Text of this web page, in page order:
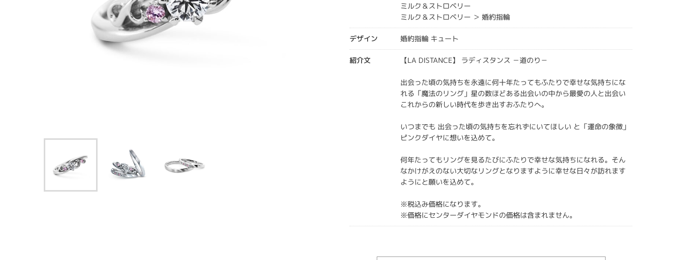
ミルク＆ストロベリー
ミルク＆ストロベリー ＞ 婚約指輪
デザイン 婚約指輪 キュート
紹介文 【LA DISTANCE】 ラディスタンス －道のり－
出会った頃の気持ちを永遠に何十年たってもふたりで幸せな気持ちにな
れる「魔法のリング」星の数ほどある出会いの中から最愛の人と出会い
これからの新しい時代を歩き出すおふたりへ。
いつまでも 出会った頃の気持ちを忘れずにいてほしい と「運命の象徴」
ピンクダイヤに想いを込めて。
何年たってもリングを見るたびにふたりで幸せな気持ちになれる。そん
なかけがえのない大切なリングとなりますように幸せな日々が訪れます
ようにと願いを込めて。
※税込み価格になります。
※価格にセンターダイヤモンドの価格は含まれません。